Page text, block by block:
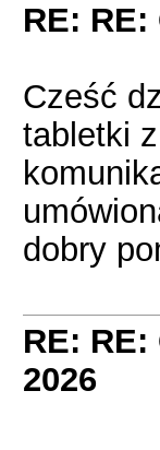
RE: RE:
Cześć
tabletki
dobry
RE: RE:
2026